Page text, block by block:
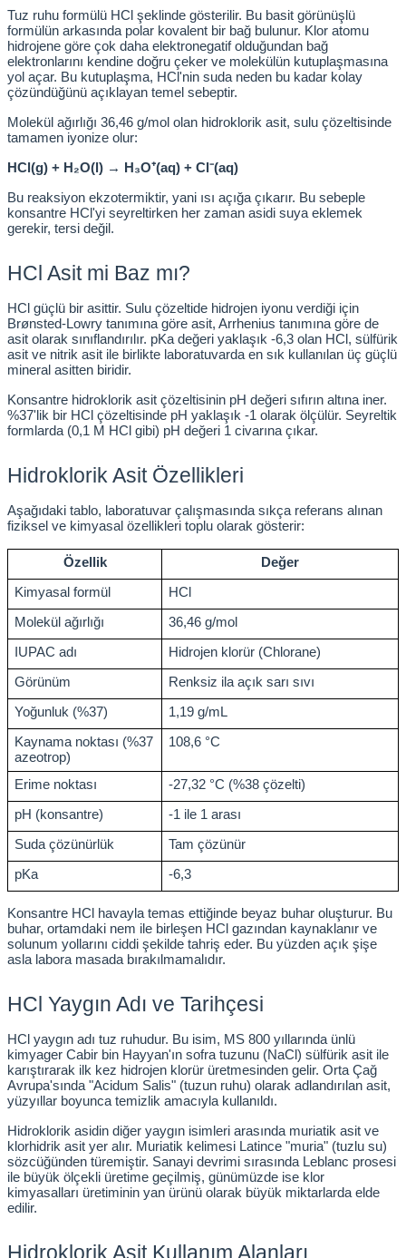
Kabinleri
Kapları
Buz Yapma Makineleri
Öğütücü ve Mikserler
Küvetleri
Tuz ruhu formülü HCl şeklinde gösterilir. Bu basit görünüşlü
formülün arkasında polar kovalent bir bağ bulunur. Klor atomu
hidrojene göre çok daha elektronegatif olduğundan bağ
elektronlarını kendine doğru çeker ve molekülün kutuplaşmasına
yol açar. Bu kutuplaşma, HCl'nin suda neden bu kadar kolay
çözündüğünü açıklayan temel sebeptir.
Molekül ağırlığı 36,46 g/mol olan hidroklorik asit, sulu çözeltisinde
tamamen iyonize olur:
HCl(g) + H₂O(l) → H₃O⁺(aq) + Cl⁻(aq)
Bu reaksiyon ekzotermiktir, yani ısı açığa çıkarır. Bu sebeple
konsantre HCl'yi seyreltirken her zaman asidi suya eklemek
gerekir, tersi değil.
HCl Asit mi Baz mı?
HCl güçlü bir asittir. Sulu çözeltide hidrojen iyonu verdiği için
Brønsted-Lowry tanımına göre asit, Arrhenius tanımına göre de
asit olarak sınıflandırılır. pKa değeri yaklaşık -6,3 olan HCl, sülfürik
asit ve nitrik asit ile birlikte laboratuvarda en sık kullanılan üç güçlü
mineral asitten biridir.
Konsantre hidroklorik asit çözeltisinin pH değeri sıfırın altına iner.
%37'lik bir HCl çözeltisinde pH yaklaşık -1 olarak ölçülür. Seyreltik
formlarda (0,1 M HCl gibi) pH değeri 1 civarına çıkar.
Hidroklorik Asit Özellikleri
Aşağıdaki tablo, laboratuvar çalışmasında sıkça referans alınan
fiziksel ve kimyasal özellikleri toplu olarak gösterir:
Özellik Değer
Kimyasal formül HCl
Molekül ağırlığı 36,46 g/mol
IUPAC adı Hidrojen klorür (Chlorane)
Görünüm Renksiz ila açık sarı sıvı
Yoğunluk (%37) 1,19 g/mL
Kaynama noktası (%37
azeotrop)
108,6 °C
Erime noktası -27,32 °C (%38 çözelti)
pH (konsantre) -1 ile 1 arası
Suda çözünürlük Tam çözünür
pKa -6,3
Konsantre HCl havayla temas ettiğinde beyaz buhar oluşturur. Bu
buhar, ortamdaki nem ile birleşen HCl gazından kaynaklanır ve
solunum yollarını ciddi şekilde tahriş eder. Bu yüzden açık şişe
asla labora masada bırakılmamalıdır.
HCl Yaygın Adı ve Tarihçesi
HCl yaygın adı tuz ruhudur. Bu isim, MS 800 yıllarında ünlü
kimyager Cabir bin Hayyan'ın sofra tuzunu (NaCl) sülfürik asit ile
karıştırarak ilk kez hidrojen klorür üretmesinden gelir. Orta Çağ
Avrupa'sında "Acidum Salis" (tuzun ruhu) olarak adlandırılan asit,
yüzyıllar boyunca temizlik amacıyla kullanıldı.
Hidroklorik asidin diğer yaygın isimleri arasında muriatik asit ve
klorhidrik asit yer alır. Muriatik kelimesi Latince "muria" (tuzlu su)
sözcüğünden türemiştir. Sanayi devrimi sırasında Leblanc prosesi
ile büyük ölçekli üretime geçilmiş, günümüzde ise klor
kimyasalları üretiminin yan ürünü olarak büyük miktarlarda elde
edilir.
Hidroklorik Asit Kullanım Alanları